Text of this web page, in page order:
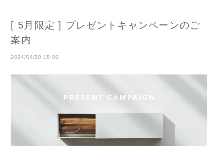
[ 5月限定 ] プレゼントキャンペーンのご
案内
2024/04/30 15:00